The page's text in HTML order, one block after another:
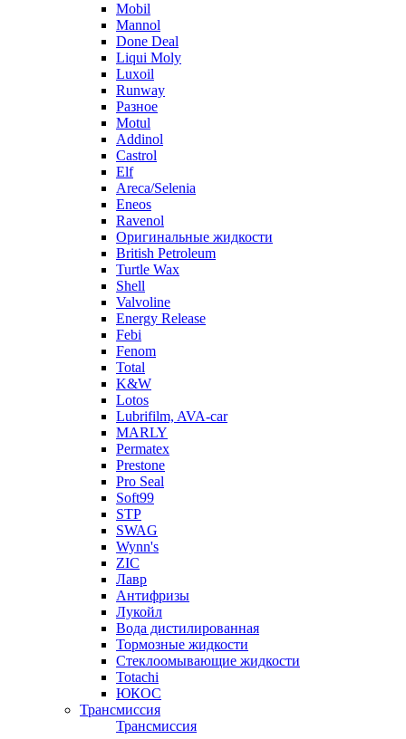
Mobil
Mannol
Done Deal
Liqui Moly
Luxoil
Runway
Разное
Motul
Addinol
Castrol
Elf
Areca/Selenia
Eneos
Ravenol
Оригинальные жидкости
British Petroleum
Turtle Wax
Shell
Valvoline
Energy Release
Febi
Fenom
Total
K&W
Lotos
Lubrifilm, AVA-car
MARLY
Permatex
Prestone
Pro Seal
Soft99
STP
SWAG
Wynn's
ZIC
Лавр
Антифризы
Лукойл
Вода дистилированная
Тормозные жидкости
Стеклоомывающие жидкости
Totachi
ЮКОС
Трансмиссия
Трансмиссия